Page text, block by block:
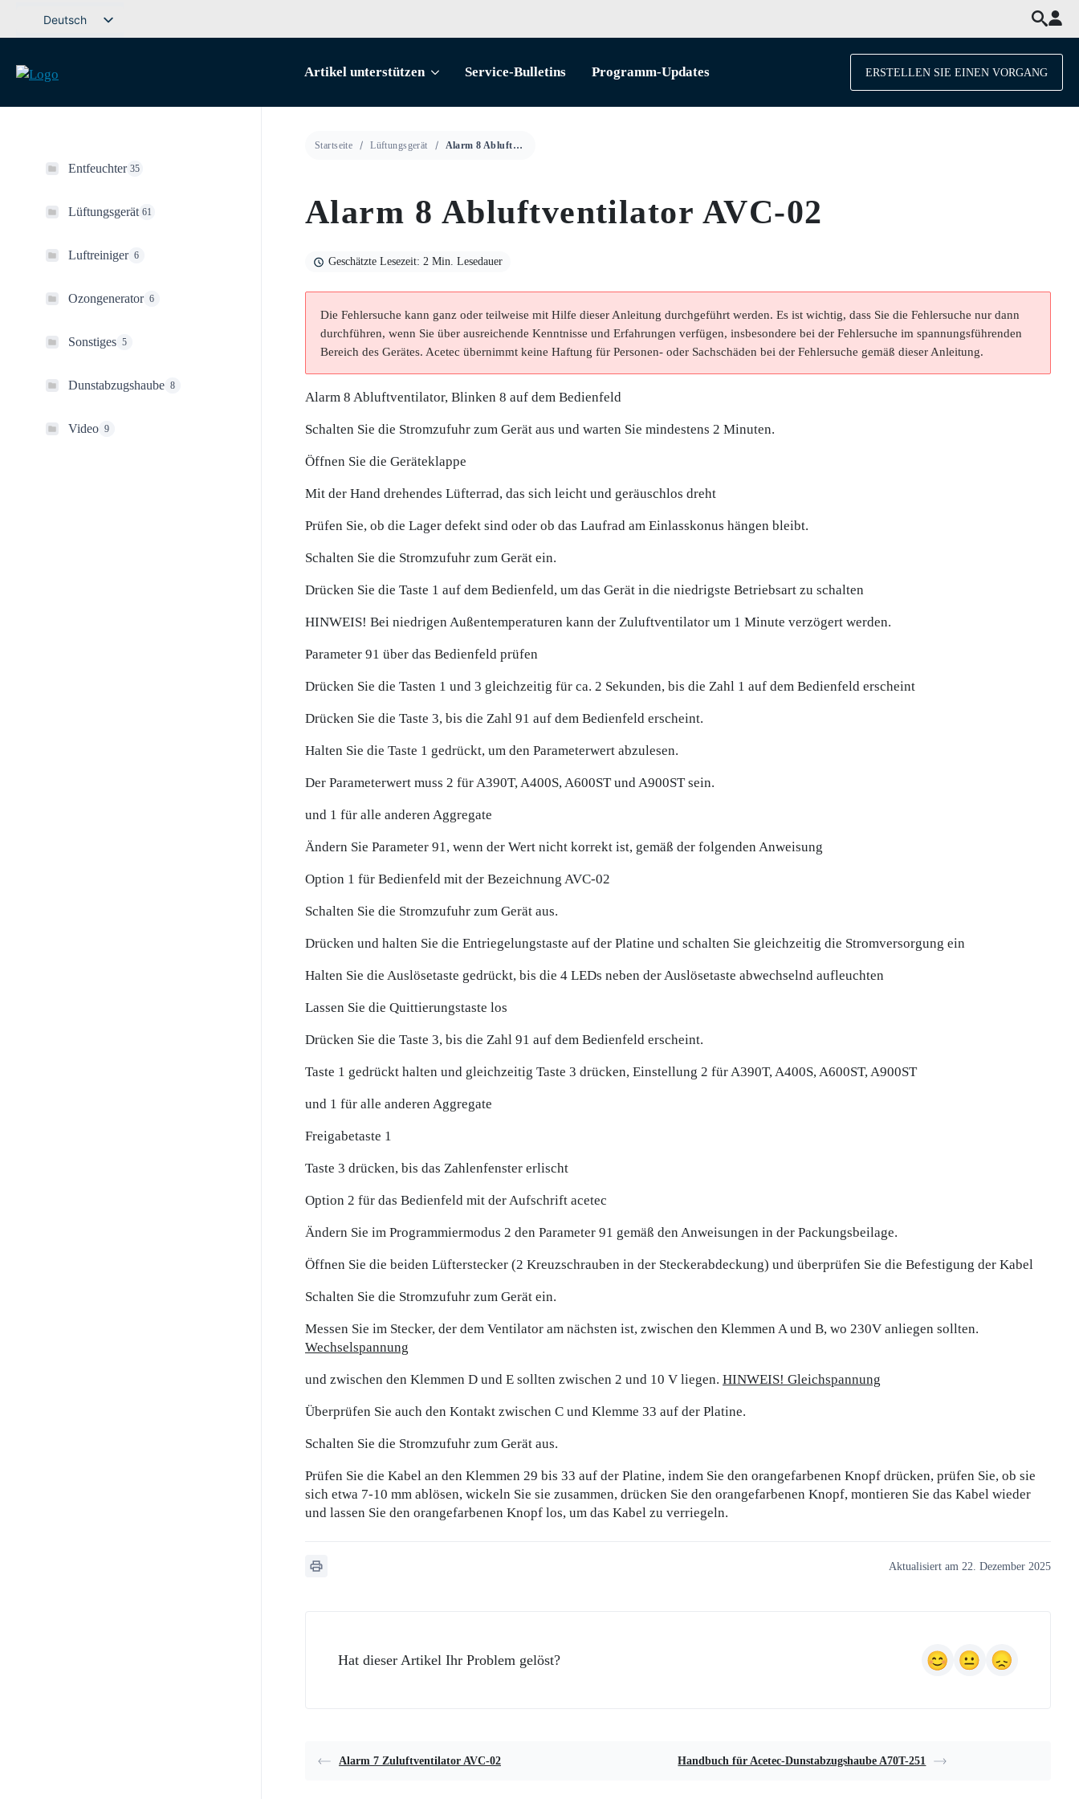
Weiter
zum
Deutsch
English (UK)
Lietuvių kalba
Artikel unterstützen Service-Bulletins Programm-Updates ERSTELLEN SIE EINEN VORGANG
Entfeuchter 35
Lüftungsgerät 61
Luftreiniger 6
Ozongenerator 6
Sonstiges 5
Dunstabzugshaube 8
Video 9
Startseite Lüftungsgerät Alarm 8 Abluftventilator AVC-02
Alarm 8 Abluftventilator AVC-02
Geschätzte Lesezeit: 2 Min. Lesedauer
Die Fehlersuche kann ganz oder teilweise mit Hilfe dieser Anleitung durchgeführt werden. Es ist wichtig, dass Sie die Fehlersuche nur dann
durchführen, wenn Sie über ausreichende Kenntnisse und Erfahrungen verfügen, insbesondere bei der Fehlersuche im spannungsführenden
Bereich des Gerätes. Acetec übernimmt keine Haftung für Personen- oder Sachschäden bei der Fehlersuche gemäß dieser Anleitung.
Alarm 8 Abluftventilator, Blinken 8 auf dem Bedienfeld
Schalten Sie die Stromzufuhr zum Gerät aus und warten Sie mindestens 2 Minuten.
Öffnen Sie die Geräteklappe
Mit der Hand drehendes Lüfterrad, das sich leicht und geräuschlos dreht
Prüfen Sie, ob die Lager defekt sind oder ob das Laufrad am Einlasskonus hängen bleibt.
Schalten Sie die Stromzufuhr zum Gerät ein.
Drücken Sie die Taste 1 auf dem Bedienfeld, um das Gerät in die niedrigste Betriebsart zu schalten
HINWEIS! Bei niedrigen Außentemperaturen kann der Zuluftventilator um 1 Minute verzögert werden.
Parameter 91 über das Bedienfeld prüfen
Drücken Sie die Tasten 1 und 3 gleichzeitig für ca. 2 Sekunden, bis die Zahl 1 auf dem Bedienfeld erscheint
Drücken Sie die Taste 3, bis die Zahl 91 auf dem Bedienfeld erscheint.
Halten Sie die Taste 1 gedrückt, um den Parameterwert abzulesen.
Der Parameterwert muss 2 für A390T, A400S, A600ST und A900ST sein.
und 1 für alle anderen Aggregate
Ändern Sie Parameter 91, wenn der Wert nicht korrekt ist, gemäß der folgenden Anweisung
Option 1 für Bedienfeld mit der Bezeichnung AVC-02
Schalten Sie die Stromzufuhr zum Gerät aus.
Drücken und halten Sie die Entriegelungstaste auf der Platine und schalten Sie gleichzeitig die Stromversorgung ein
Halten Sie die Auslösetaste gedrückt, bis die 4 LEDs neben der Auslösetaste abwechselnd aufleuchten
Lassen Sie die Quittierungstaste los
Drücken Sie die Taste 3, bis die Zahl 91 auf dem Bedienfeld erscheint.
Taste 1 gedrückt halten und gleichzeitig Taste 3 drücken, Einstellung 2 für A390T, A400S, A600ST, A900ST
und 1 für alle anderen Aggregate
Freigabetaste 1
Taste 3 drücken, bis das Zahlenfenster erlischt
Option 2 für das Bedienfeld mit der Aufschrift acetec
Ändern Sie im Programmiermodus 2 den Parameter 91 gemäß den Anweisungen in der Packungsbeilage.
Öffnen Sie die beiden Lüfterstecker (2 Kreuzschrauben in der Steckerabdeckung) und überprüfen Sie die Befestigung der Kabel
Schalten Sie die Stromzufuhr zum Gerät ein.
Messen Sie im Stecker, der dem Ventilator am nächsten ist, zwischen den Klemmen A und B, wo 230V anliegen sollten.
Wechselspannung
und zwischen den Klemmen D und E sollten zwischen 2 und 10 V liegen. HINWEIS! Gleichspannung
Überprüfen Sie auch den Kontakt zwischen C und Klemme 33 auf der Platine.
Schalten Sie die Stromzufuhr zum Gerät aus.
Prüfen Sie die Kabel an den Klemmen 29 bis 33 auf der Platine, indem Sie den orangefarbenen Knopf drücken, prüfen Sie, ob sie
sich etwa 7-10 mm ablösen, wickeln Sie sie zusammen, drücken Sie den orangefarbenen Knopf, montieren Sie das Kabel wieder
und lassen Sie den orangefarbenen Knopf los, um das Kabel zu verriegeln.
Aktualisiert am 22. Dezember 2025
Hat dieser Artikel Ihr Problem gelöst?
Alarm 7 Zuluftventilator AVC-02 Handbuch für Acetec-Dunstabzugshaube A70T-251